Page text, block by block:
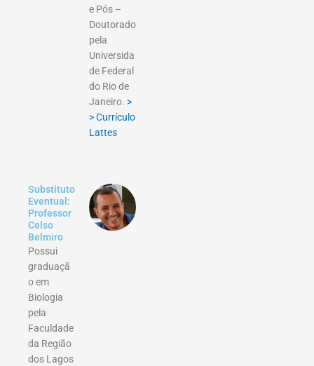
e Pós –
Doutorado
pela
Universida
de Federal
do Rio de
Janeiro. >
> Currículo
Lattes
Substituto
Eventual:
Professor
Celso
Belmiro
Possui
graduaçã
o em
Biologia
pela
Faculdade
da Região
dos Lagos